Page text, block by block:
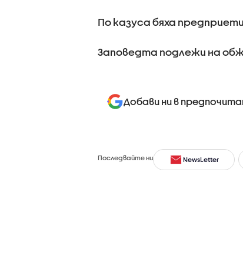
По казуса бяха
Заповедта подлежи на
Добави ни в
Последвайте ни NewsLetter